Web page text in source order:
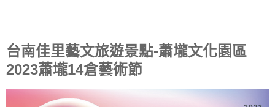
台南佳里藝文旅遊景點-蕭壠文化園區
2023蕭壠14倉藝術節